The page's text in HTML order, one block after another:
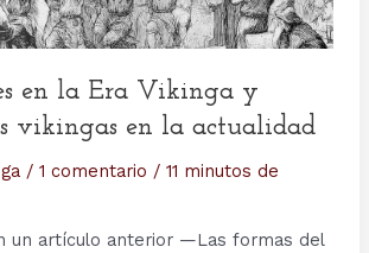
en la Era Vikinga y
vikingas en la actualidad
/ 1 comentario / 11 minutos de
un artículo anterior —Las formas del